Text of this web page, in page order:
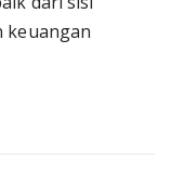
keuangan